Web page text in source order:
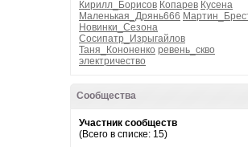
Кирилл_Борисов Копарев Кусена
Маленькая_Дрянь666
Новинки_Сезона
Сосипатр_Изрыгайлов
Таня_Кононенко ревень_скво
электричество
Сообщества
Участник сообществ
(Всего в списке: 15)